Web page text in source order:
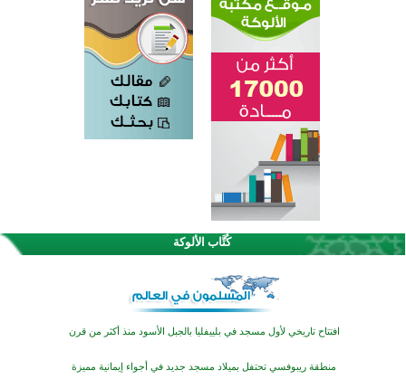
كُتَّاب الألوكة
اختتام الدورة التاسعة لمسابقة حفظ وتلاوة القرآن الكريم في أزناكاييف
تيسليتش تختتم برنامجا تعليميا لتعزيز القيم وبناء الشخصية للشباب المسلمين
اختتام منافسات قرآنية متميزة في بنغلاديش بمشاركة 3000 متسابق
افتتاح تاريخي لأول مسجد في بلييفليا بالجبل الأسود منذ أكثر من قرن
منطقة ريبوفسي تحتفل بميلاد مسجد جديد في أجواء إيمانية مميزة